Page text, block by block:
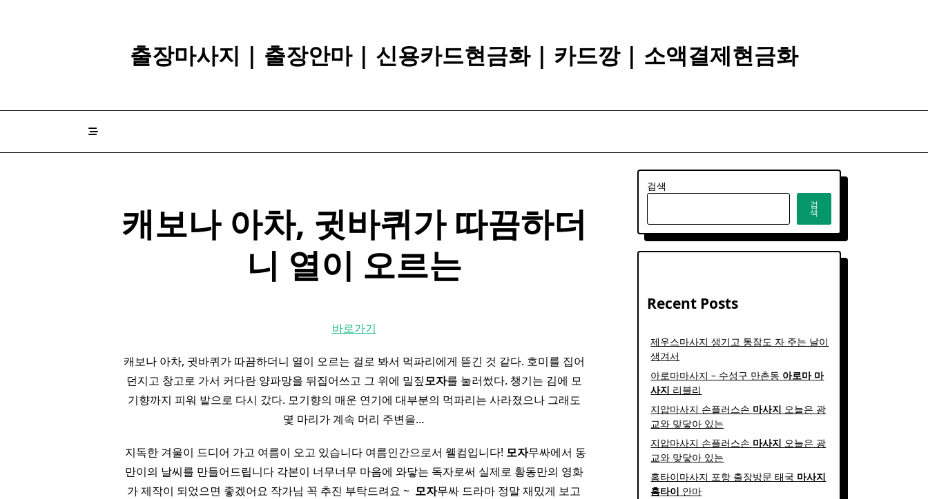
출장마사지 | 출장안마 | 신용카드현금화 | 카드깡 | 소액결제현금화
캐보나 아차, 귓바퀴가 따끔하더
니 열이 오르는
바로가기
캐보나 아차, 귓바퀴가 따끔하더니 열이 오르는 걸로 봐서 먹파리에게 뜯긴 것 같다. 호미를 집어
던지고 창고로 가서 커다란 양파망을 뒤집어쓰고 그 위에 밀짚모자를 눌러썼다. 챙기는 김에 모
기향까지 피워 밭으로 다시 갔다. 모기향의 매운 연기에 대부분의 먹파리는 사라졌으나 그래도
몇 마리가 계속 머리 주변을…
​ 지독한 겨울이 드디어 가고 여름이 오고 있습니다 여름인간으로서 웰컴입니다! 모자무싸에서 동
만이의 날씨를 만들어드립니다 각본이 너무너무 마음에 와닿는 독자로써 실제로 황동만의 영화
가 제작이 되었으면 좋겠어요 작가님 꼭 추진 부탁드려요 ~ ​ 모자무싸 드라마 정말 재밌게 보고
검색
검
색
Recent Posts
제우스마사지 생기고 통잠도 자 주는 날이
생겨서
아로마마사지 – 수성구 만촌동 아로마 마
사지 리블리
지압마사지 손플러스손 마사지 오늘은 광
교와 맞닿아 있는
지압마사지 손플러스손 마사지 오늘은 광
교와 맞닿아 있는
홈타이마사지 포항 출장방문 태국 마사지
홈타이 안마​